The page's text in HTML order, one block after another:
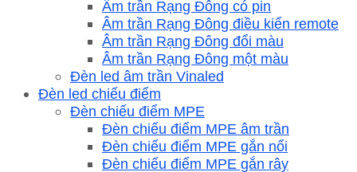
Âm trần Rạng Đông có pin
Âm trần Rạng Đông điều kiển remote
Âm trần Rạng Đông đổi màu
Âm trần Rạng Đông một màu
Đèn led âm trần Vinaled
Đèn led chiếu điểm
Đèn chiếu điểm MPE
Đèn chiếu điểm MPE âm trần
Đèn chiếu điểm MPE gắn nổi
Đèn chiếu điểm MPE gắn rây